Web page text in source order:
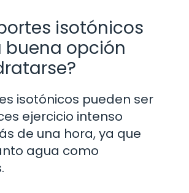
isotónicos
buena opción
isotónicos pueden ser
ejercicio intenso
de una hora, ya que
agua como